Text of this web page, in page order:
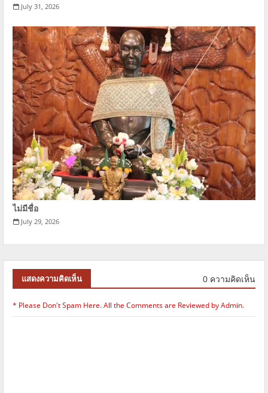
July 31, 2026
ไม่มีชื่อ
July 29, 2026
แสดงความคิดเห็น 0 ความคิดเห็น
* Please Don't Spam Here. All the Comments are Reviewed by Admin.